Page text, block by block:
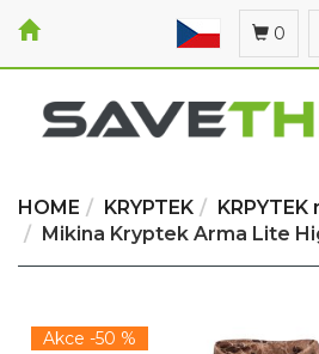
0
HOME KRYPTEK
Mikina Kryptek Arma Lite
Akce -50 %